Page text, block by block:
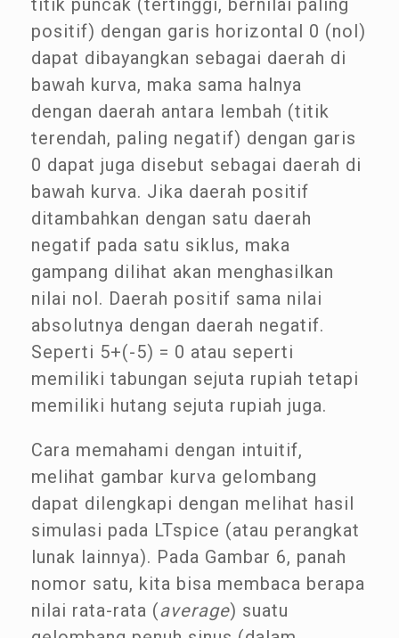
positif) dengan garis horizontal 0 (nol)
dapat dibayangkan sebagai daerah di
bawah kurva, maka sama halnya
dengan daerah antara lembah (titik
terendah, paling negatif) dengan garis
0 dapat juga disebut sebagai daerah di
bawah kurva. Jika daerah positif
ditambahkan dengan satu daerah
negatif pada satu siklus, maka
gampang dilihat akan menghasilkan
nilai nol. Daerah positif sama nilai
absolutnya dengan daerah negatif.
Seperti 5+(-5) = 0 atau seperti
memiliki tabungan sejuta rupiah tetapi
memiliki hutang sejuta rupiah juga.
Cara memahami dengan intuitif,
melihat gambar kurva gelombang
dapat dilengkapi dengan melihat hasil
simulasi pada LTspice (atau perangkat
lunak lainnya). Pada Gambar 6, panah
nomor satu, kita bisa membaca berapa
nilai rata-rata (average) suatu